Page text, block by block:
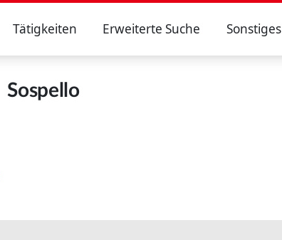
Tätigkeiten Erweiterte Suche Sonstiges
Sospello